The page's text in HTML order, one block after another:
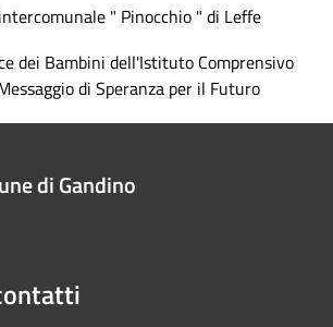
" Pinocchio " di Leffe
dei Bambini dell'Istituto Comprensivo
di Speranza per il Futuro
di Gandino